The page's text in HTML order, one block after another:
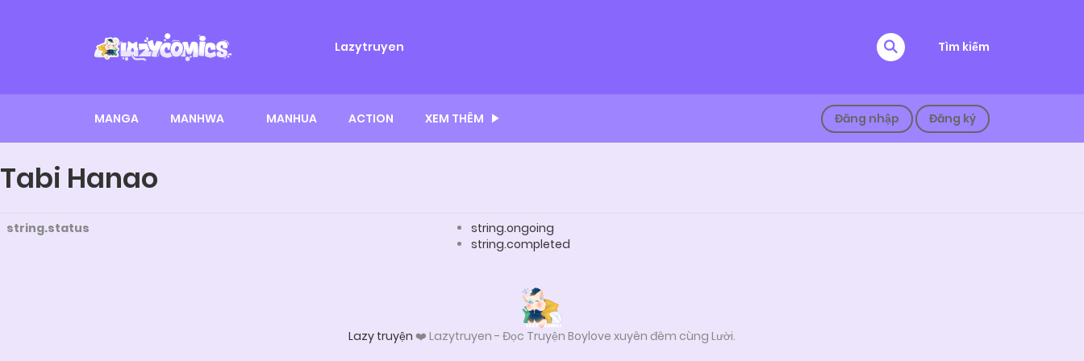
Lazytruyen Tìm kiếm
MANGA MANHWA MANHUA ACTION XEM THÊM Đăng nhập Đăng ký
Tabi Hanao
string.status
string.ongoing
string.completed
Lazy truyện ❤️ Lazytruyen - Đọc Truyện Boylove xuyên đêm cùng Lười.